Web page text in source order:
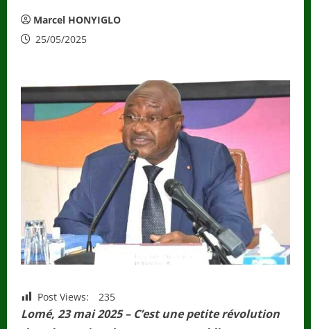
Marcel HONYIGLO
25/05/2025
Post Views: 235
Lomé, 23 mai 2025 – C’est une petite révolution